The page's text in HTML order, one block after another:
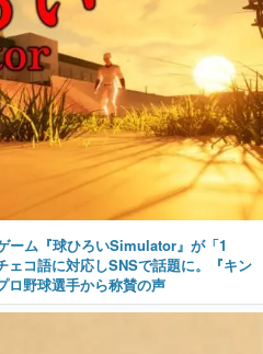
ーム『球ひろいSimulator』が「1
ェコ語に対応しSNSで話題に。『キン
ロ野球選手から称賛の声